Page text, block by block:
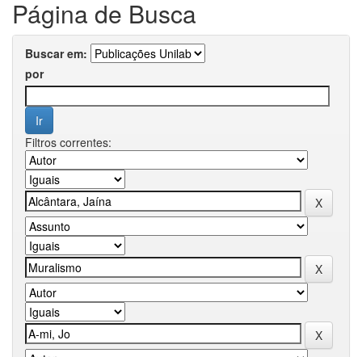
Página de Busca
Buscar em:
por
Filtros correntes: